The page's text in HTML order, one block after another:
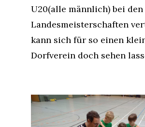
U20(alle männlich) bei den
Landesmeisterschaften
kann sich für so einen
Dorfverein doch sehen